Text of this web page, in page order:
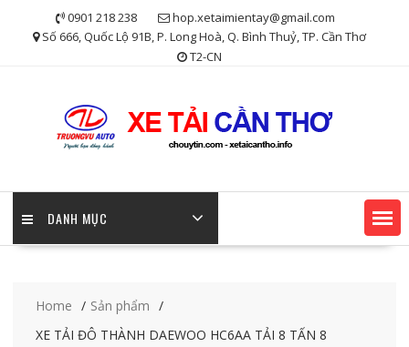
0901 218 238
hop.xetaimientay@gmail.com
Số 666, Quốc Lộ 91B, P. Long Hoà, Q. Bình Thuỷ, TP. Cần Thơ
T2-CN
DANH MỤC
Home
Sản phẩm
XE TẢI ĐÔ THÀNH DAEWOO HC6AA TẢI 8 TẤN 8